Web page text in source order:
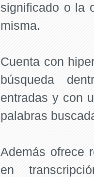
significado o la
misma.
Cuenta con
búsqueda
entradas y con
palabras
Además ofrece
en